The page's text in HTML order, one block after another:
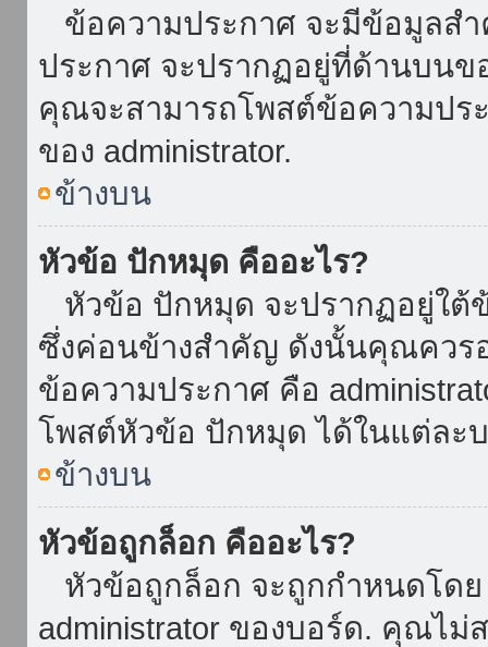
ข้อความประกาศ จะมีข้อมูลส
ประกาศ จะปรากฏอยู่ที่ด้านบนข
คุณจะสามารถโพสต์ข้อความป
ของ administrator.
ข้างบน
หัวข้อ ปักหมุด คืออะไร?
หัวข้อ ปักหมุด จะปรากฏอยู่ใต้
ซึ่งค่อนข้างสำคัญ ดังนั้นคุณควร
ข้อความประกาศ คือ
โพสต์หัวข้อ ปักหมุด ได้ในแต่ละ
ข้างบน
หัวข้อถูกล็อก คืออะไร?
หัวข้อถูกล็อก จะถูกกำหนดโดย
administrator ของบอร์ด. คุณไ